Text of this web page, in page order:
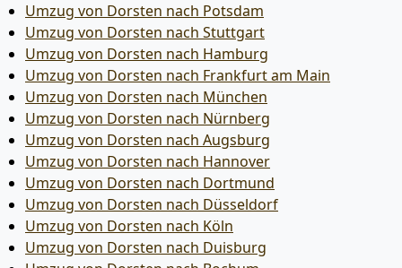
Umzug von Dorsten nach Potsdam
Umzug von Dorsten nach Stuttgart
Umzug von Dorsten nach Hamburg
Umzug von Dorsten nach Frankfurt am Main
Umzug von Dorsten nach München
Umzug von Dorsten nach Nürnberg
Umzug von Dorsten nach Augsburg
Umzug von Dorsten nach Hannover
Umzug von Dorsten nach Dortmund
Umzug von Dorsten nach Düsseldorf
Umzug von Dorsten nach Köln
Umzug von Dorsten nach Duisburg